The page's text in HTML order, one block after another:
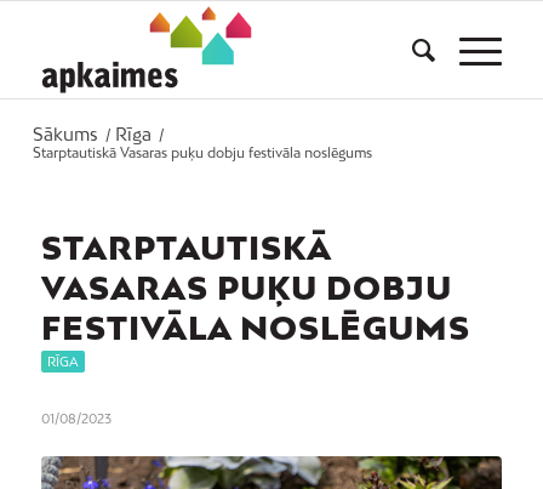
Sākums / Rīga
/
Starptautiskā Vasaras puķu dobju festivāla noslēgums
STARPTAUTISKĀ
VASARAS PUĶU DOBJU
FESTIVĀLA NOSLĒGUMS
RĪGA
01/08/2023